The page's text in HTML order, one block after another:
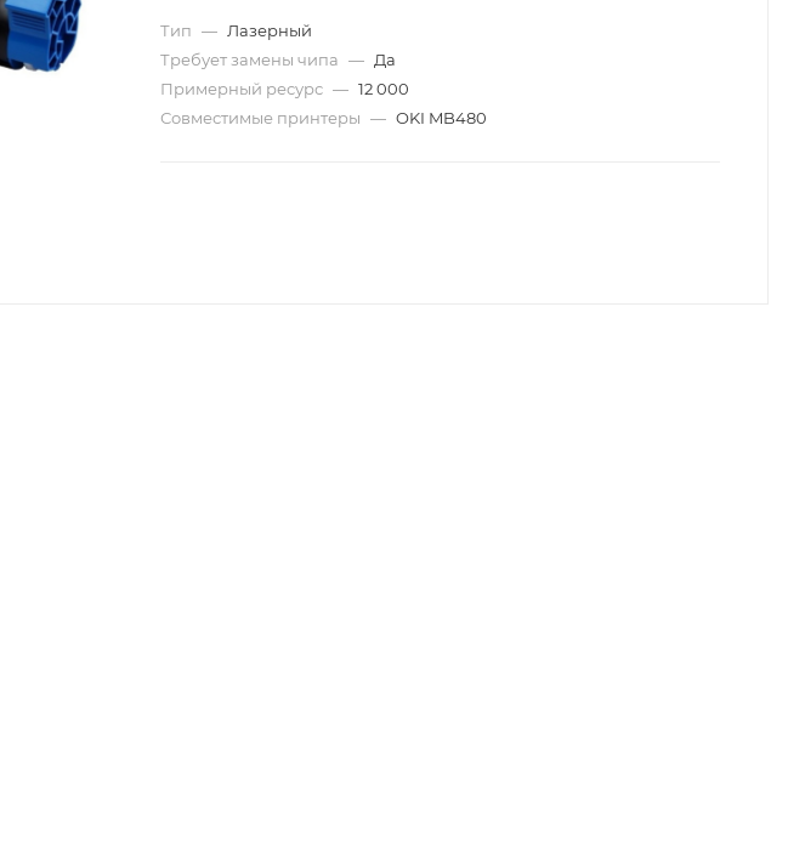
Тип — Лазерный
Требует замены чипа — Да
Примерный ресурс — 12 000
Совместимые принтеры — OKI MB480